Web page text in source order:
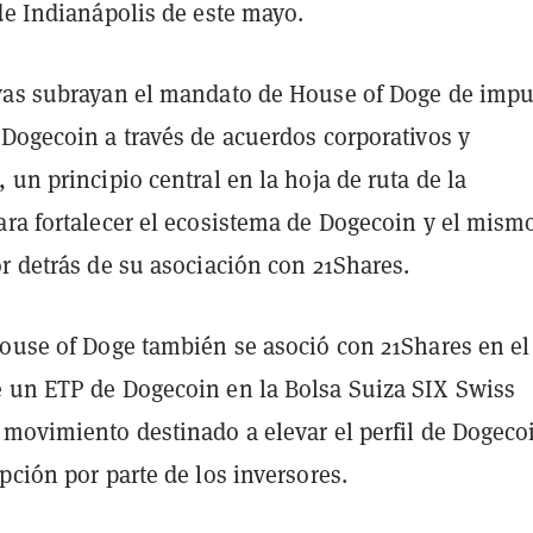
Indianápolis de este mayo.
subrayan el mandato de House of Doge de
a través de acuerdos corporativos y
un principio central en la hoja de ruta de la
fortalecer el ecosistema de Dogecoin y el
detrás de su asociación con 21Shares.
of Doge también se asoció con 21Shares en el
ETP de Dogecoin en la Bolsa Suiza SIX Swiss
destinado a elevar el perfil de
por parte de los inversores.